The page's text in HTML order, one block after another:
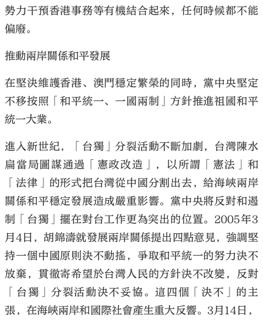
勢力干預香港事務等有機結合起來，任何時候都不能
偏廢。
推動兩岸關係和平發展
在堅決維護香港、澳門穩定繁榮的同時，黨中央堅定
不移按照「和平統一、一國兩制」方針推進祖國和平
統一大業。
進入新世紀，「台獨」分裂活動不斷加劇，台灣陳水
扁當局圖謀通過「憲政改造」，以所謂「憲法」和
「法律」的形式把台灣從中國分割出去，給海峽兩岸
關係和平穩定發展造成嚴重影響。黨中央將反對和遏
制「台獨」擺在對台工作更為突出的位置。2005年3
月4日，胡錦濤就發展兩岸關係提出四點意見，強調堅
持一個中國原則決不動搖，爭取和平統一的努力決不
放棄，貫徹寄希望於台灣人民的方針決不改變，反對
「台獨」分裂活動決不妥協。這四個「決不」的主
張，在海峽兩岸和國際社會產生重大反響。3月14日，